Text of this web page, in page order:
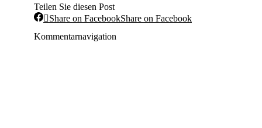
Teilen Sie diesen Post
Share on FacebookShare on Facebook
Kommentarnavigation